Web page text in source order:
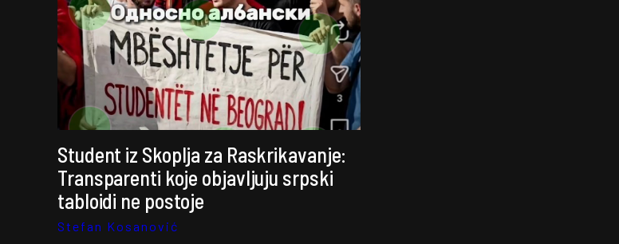
Student iz Skoplja za Raskrikavanje:
Transparenti koje objavljuju srpski
tabloidi ne postoje
Stefan Kosanović